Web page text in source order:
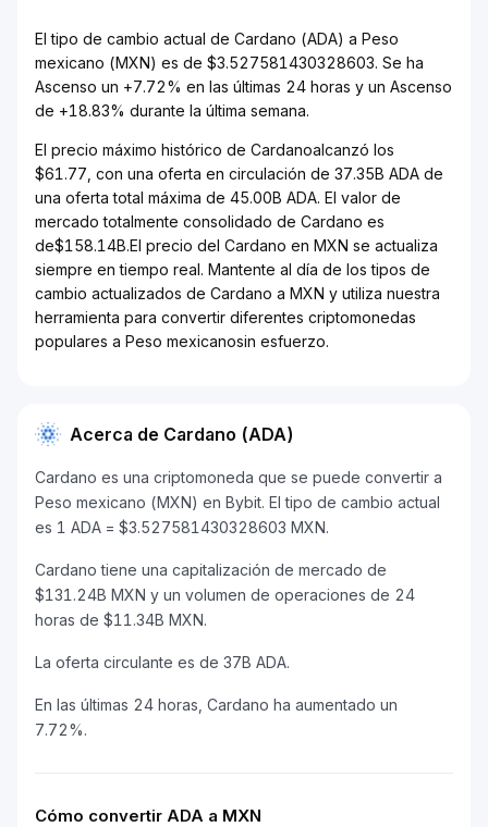
El tipo de cambio actual de Cardano (ADA) a Peso
mexicano (MXN) es de $3.527581430328603. Se ha
Ascenso un +7.72% en las últimas 24 horas y un Ascenso
de +18.83% durante la última semana.
El precio máximo histórico de Cardanoalcanzó los
$61.77, con una oferta en circulación de 37.35B ADA de
una oferta total máxima de 45.00B ADA. El valor de
mercado totalmente consolidado de Cardano es
de$158.14B.El precio del Cardano en MXN se actualiza
siempre en tiempo real. Mantente al día de los tipos de
cambio actualizados de Cardano a MXN y utiliza nuestra
herramienta para convertir diferentes criptomonedas
populares a Peso mexicanosin esfuerzo.
Acerca de Cardano (ADA)
Cardano es una criptomoneda que se puede convertir a
Peso mexicano (MXN) en Bybit. El tipo de cambio actual
es 1 ADA = $3.527581430328603 MXN.
Cardano tiene una capitalización de mercado de
$131.24B MXN y un volumen de operaciones de 24
horas de $11.34B MXN.
La oferta circulante es de 37B ADA.
En las últimas 24 horas, Cardano ha aumentado un
7.72%.
Cómo convertir ADA a MXN